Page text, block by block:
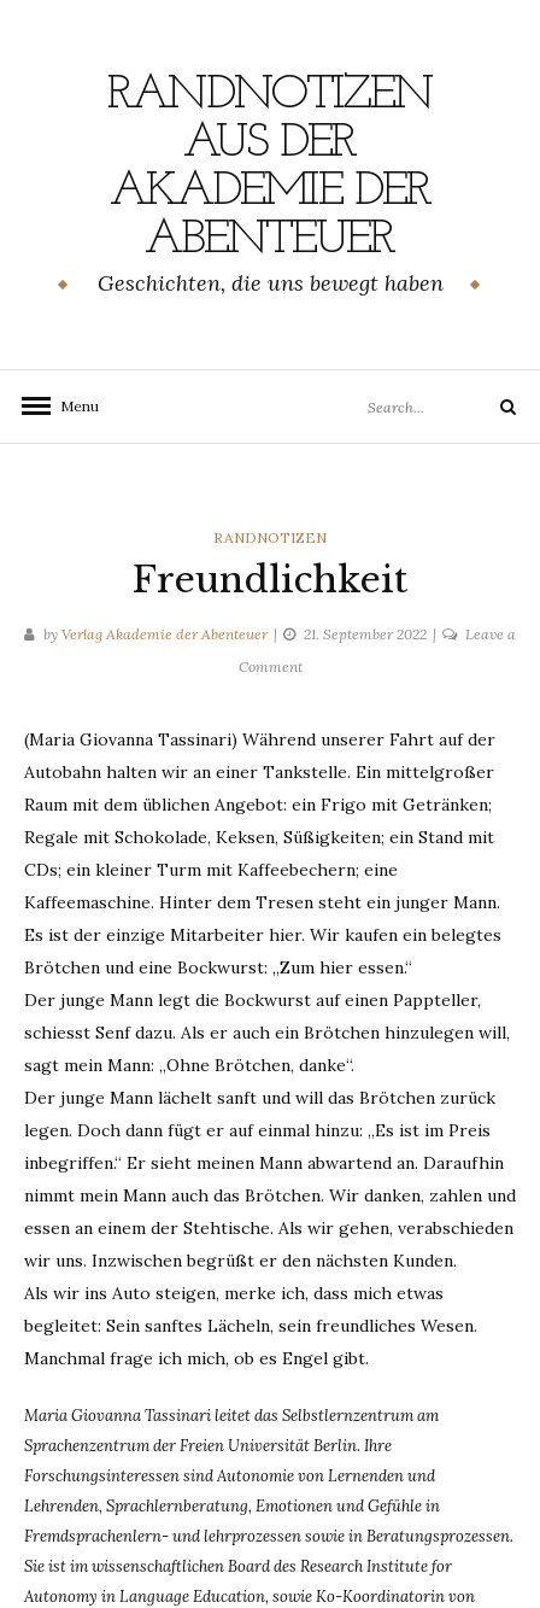
RANDNOTIZEN
AUS DER
AKADEMIE DER
ABENTEUER
Geschichten, die uns bewegt haben
Menu
for:
Search
CATEGORIES
RANDNOTIZEN
Freundlichkeit
by Verlag Akademie der Abenteuer 21. September 2022
Leave a
Commenton
(Maria Giovanna Tassinari) Während unserer Fahrt auf der
Autobahn halten wir an einer Tankstelle. Ein mittelgroßer
Raum mit dem üblichen Angebot: ein Frigo mit Getränken;
Regale mit Schokolade, Keksen, Süßigkeiten; ein Stand mit
CDs; ein kleiner Turm mit Kaffeebechern; eine
Kaffeemaschine. Hinter dem Tresen steht ein junger Mann.
Es ist der einzige Mitarbeiter hier. Wir kaufen ein belegtes
Brötchen und eine Bockwurst: „Zum hier essen.“
Der junge Mann legt die Bockwurst auf einen Pappteller,
schiesst Senf dazu. Als er auch ein Brötchen hinzulegen will,
sagt mein Mann: „Ohne Brötchen, danke“.
Der junge Mann lächelt sanft und will das Brötchen zurück
legen. Doch dann fügt er auf einmal hinzu: „Es ist im Preis
inbegriffen.“ Er sieht meinen Mann abwartend an. Daraufhin
nimmt mein Mann auch das Brötchen. Wir danken, zahlen und
essen an einem der Stehtische. Als wir gehen, verabschieden
wir uns. Inzwischen begrüßt er den nächsten Kunden.
Als wir ins Auto steigen, merke ich, dass mich etwas
begleitet: Sein sanftes Lächeln, sein freundliches Wesen.
Manchmal frage ich mich, ob es Engel gibt.
Maria Giovanna Tassinari leitet das Selbstlernzentrum am
Sprachenzentrum der Freien Universität Berlin. Ihre
Forschungsinteressen sind Autonomie von Lernenden und
Lehrenden, Sprachlernberatung, Emotionen und Gefühle in
Fremdsprachenlern- und lehrprozessen sowie in Beratungsprozessen.
Sie ist im wissenschaftlichen Board des Research Institute for
Autonomy in Language Education, sowie Ko-Koordinatorin von